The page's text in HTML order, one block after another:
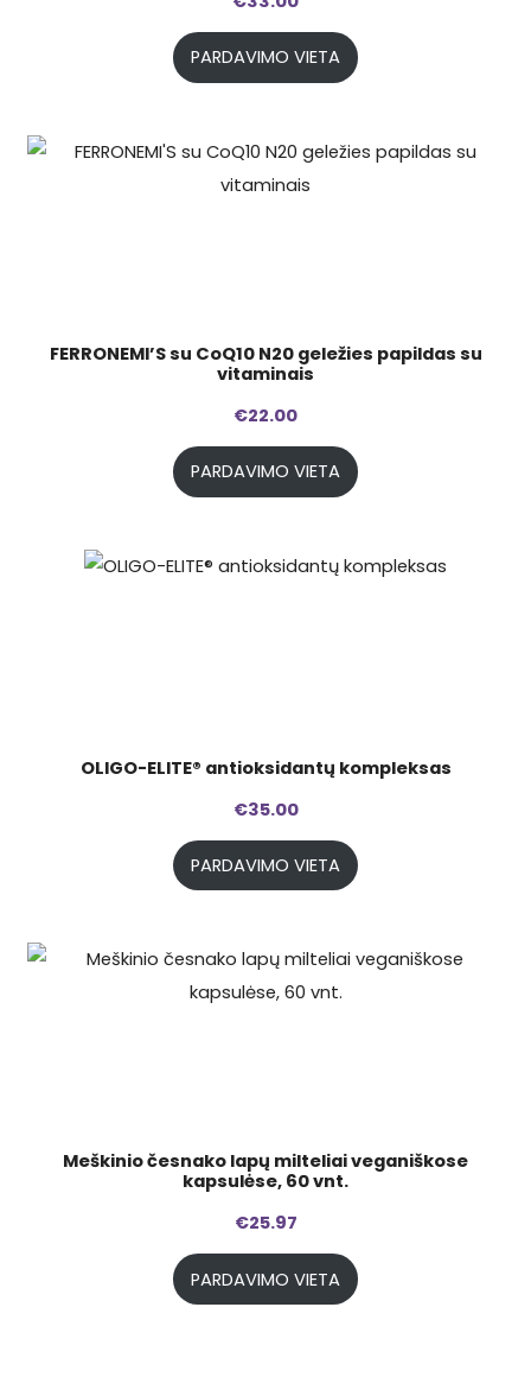
PARDAVIMO VIETA
FERRONEMI’S su CoQ10 N20 geležies papildas su
vitaminais
€22.00
PARDAVIMO VIETA
OLIGO-ELITE® antioksidantų kompleksas
€35.00
PARDAVIMO VIETA
Meškinio česnako lapų milteliai veganiškose
kapsulėse, 60 vnt.
€25.97
PARDAVIMO VIETA